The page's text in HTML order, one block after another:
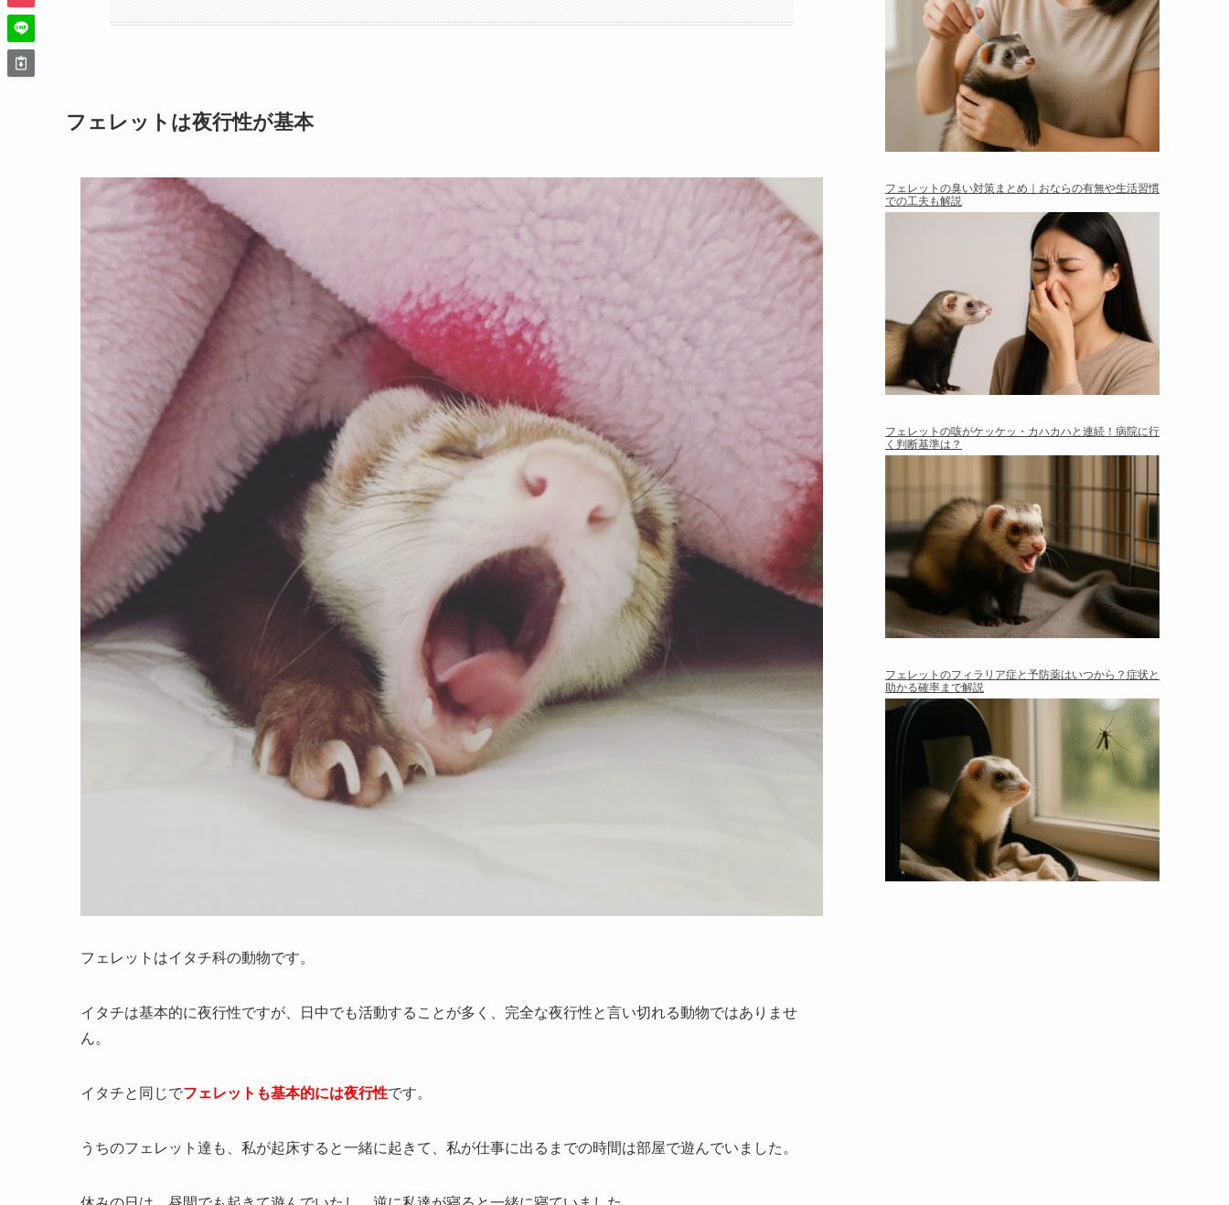
フェレットは夜行性が基本
フェレットはイタチ科の動物です。
イタチは基本的に夜行性ですが、日中でも活動することが多く、完全な夜行性と言い切れる動物ではありませ
ん。
イタチと同じでフェレットも基本的には夜行性です。
うちのフェレット達も、私が起床すると一緒に起きて、私が仕事に出るまでの時間は部屋で遊んでいました。
フェレットの臭い対策まとめ｜おならの有無や生活習慣
での工夫も解説
フェレットの咳がケッケッ・カハカハと連続！病院に行
く判断基準は？
フェレットのフィラリア症と予防薬はいつから？症状と
助かる確率まで解説